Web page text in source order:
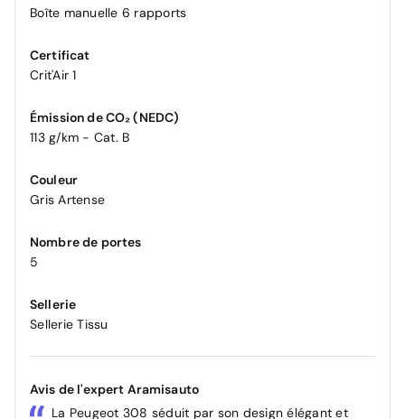
Boîte manuelle 6 rapports
Certificat
Crit'Air 1
Émission de CO₂ (NEDC)
113 g/km - Cat. B
Couleur
Gris Artense
Nombre de portes
5
Sellerie
Sellerie Tissu
Avis de l'expert Aramisauto
La Peugeot 308 séduit par son design élégant et